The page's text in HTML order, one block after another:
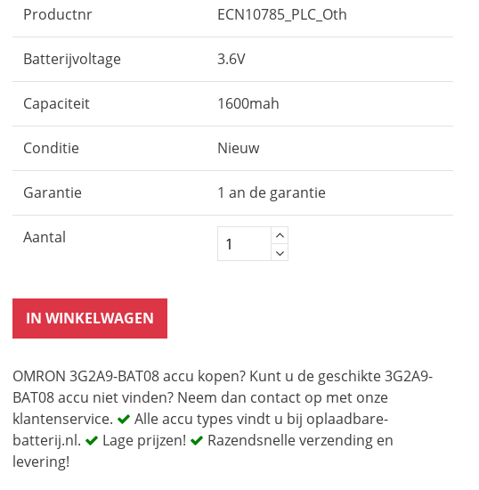
Productnr ECN10785_PLC_Oth
Batterijvoltage 3.6V
Capaciteit 1600mah
Conditie Nieuw
Garantie 1 an de garantie
Aantal
IN WINKELWAGEN
OMRON 3G2A9-BAT08 accu kopen? Kunt u de geschikte 3G2A9-
BAT08 accu niet vinden? Neem dan contact op met onze
klantenservice.
Alle accu types vindt u bij oplaadbare-
batterij.nl.
Lage prijzen!
Razendsnelle verzending en
levering!